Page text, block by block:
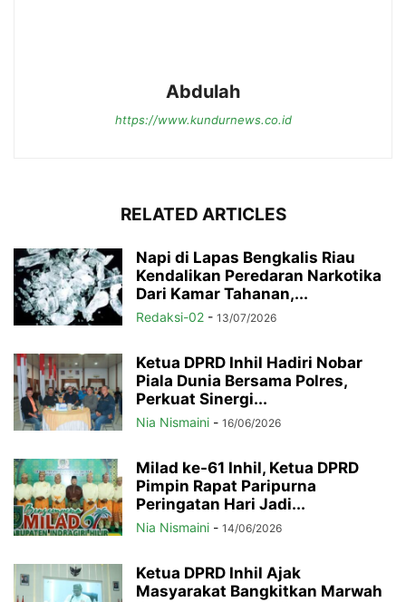
Abdulah
https://www.kundurnews.co.id
RELATED ARTICLES
Napi di Lapas Bengkalis Riau
Kendalikan Peredaran Narkotika
Dari Kamar Tahanan,...
Redaksi-02 - 13/07/2026
Ketua DPRD Inhil Hadiri Nobar
Piala Dunia Bersama Polres,
Perkuat Sinergi...
Nia Nismaini - 16/06/2026
Milad ke-61 Inhil, Ketua DPRD
Pimpin Rapat Paripurna
Peringatan Hari Jadi...
Nia Nismaini - 14/06/2026
Ketua DPRD Inhil Ajak
Masyarakat Bangkitkan Marwah